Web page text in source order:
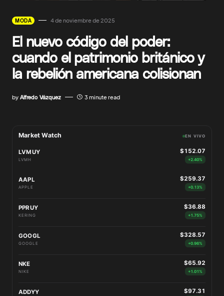
MODA 4 de noviembre de 2025
El nuevo código del poder:
cuando el patrimonio británico y
la rebelión americana colisionan
by Alfredo Vázquez 3 minute read
Market Watch EN VIVO
LVMUY
LVMH
$152.07
+2.40%
AAPL
APPLE
$259.37
+0.13%
PPRUY
KERING
$36.88
+1.75%
GOOGL
GOOGLE
$328.57
+0.96%
NKE
NIKE
$65.92
+1.01%
ADDYY $97.31